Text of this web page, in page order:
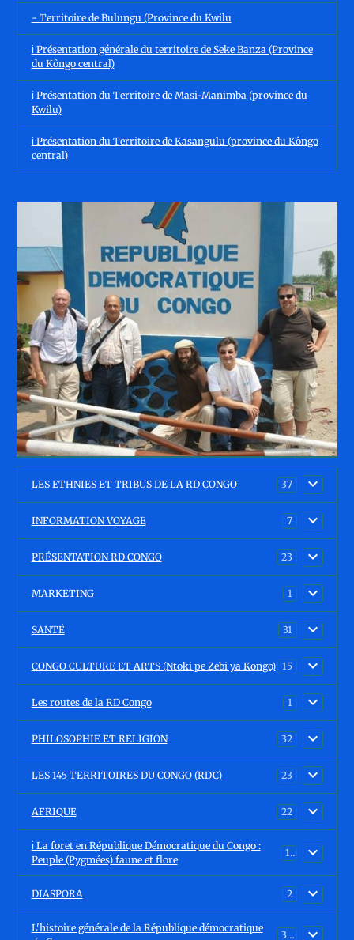
- Territoire de Bulungu (Province du Kwilu
ℹ️ Présentation générale du territoire de Seke Banza (Province
du Kôngo central)
ℹ️ Présentation du Territoire de Masi-Manimba (province du
Kwilu)
ℹ️ Présentation du Territoire de Kasangulu (province du Kôngo
central)
LES ETHNIES ET TRIBUS DE LA RD CONGO 37
INFORMATION VOYAGE 7
PRÉSENTATION RD CONGO 23
MARKETING 1
SANTÉ 31
CONGO CULTURE ET ARTS (Ntoki pe Zebi ya Kongo) 15
Les routes de la RD Congo 1
PHILOSOPHIE ET RELIGION 32
LES 145 TERRITOIRES DU CONGO (RDC) 23
AFRIQUE 22
ℹ️ La foret en République Démocratique du Congo :
Peuple (Pygmées) faune et flore
15
DIASPORA 2
L'histoire générale de la République démocratique
30